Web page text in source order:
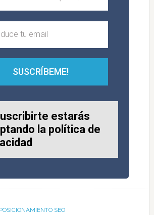
SUSCRÍBEME!
estarás
la política de
POSICIONAMIENTO SEO